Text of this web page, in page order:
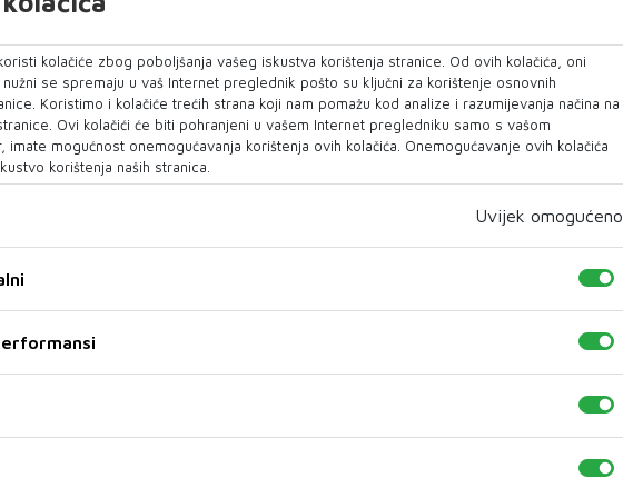
su upućeni policijski službenici koji su
Dvije osobe koje su se, prema navodima
su na informativni razgovor u
je zaJabuka TVglasnogovornik Uprave
provodi izvide s ciljem utvrđivanja svih
s ovim događajem.
o ozlijeđenim maloljetnicima, želimo
nije zatražio niti primio liječničku
Široki Brijeg“, zaključio je glasnogovornik
strukovne škole u Širokom Brijegu u
je do sukoba između nekoliko maloljetnika.
u incidentu je bilo ozlijeđenih
kolačiće zbog poboljšanja vašeg iskustva korištenja stranice. Od ovih kolačića, oni
se spremaju u vaš Internet preglednik pošto su ključni za korištenje osnovnih
Koristimo i kolačiće trećih strana koji nam pomažu kod analize i razumijevanja načina na
Ovi kolačići će biti pohranjeni u vašem Internet pregledniku samo s vašom
imate mogućnost onemogućavanja korištenja ovih kolačića. Onemogućavanje ovih kolačića
korištenja naših stranica.
Uvijek omogućeno